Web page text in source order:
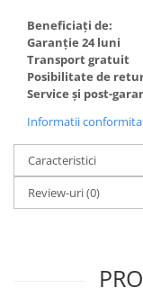
Beneficiați de:
Garanție 24 luni
Transport gratuit
Posibilitate de
Service și post-
Informatii
Caracteristici
Review-uri(0)